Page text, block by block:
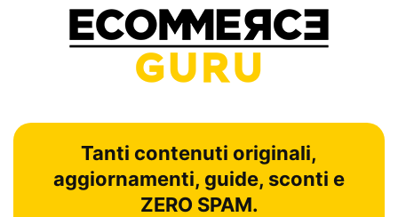
Tanti contenuti originali,
aggiornamenti, guide, sconti e
ZERO SPAM.